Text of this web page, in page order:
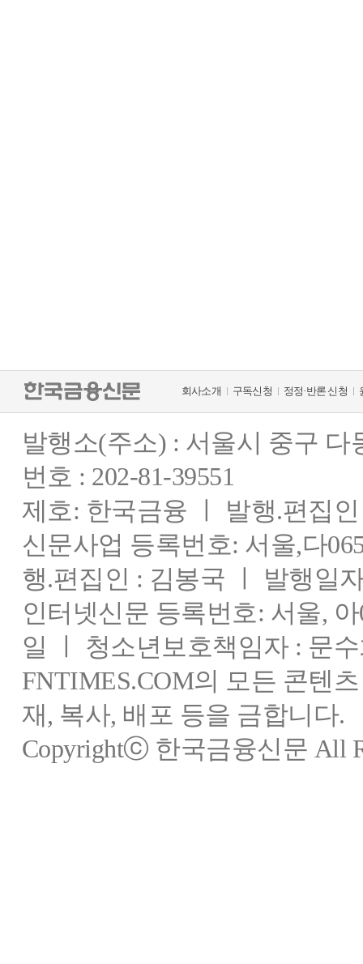
회사소개 구독신청 정정·반론 신청
발행소(주소) : 서울시 중구
번호 : 202-81-39551
제호: 한국금융 ㅣ 발행.편집
신문사업 등록번호: 서울,다
행.편집인 : 김봉국 ㅣ 발행일
인터넷신문 등록번호: 서울,
일 ㅣ 청소년보호책임자 : 문
FNTIMES.COM의 모든 콘텐
재, 복사, 배포 등을 금합니다.
Copyrightⓒ 한국금융신문 All